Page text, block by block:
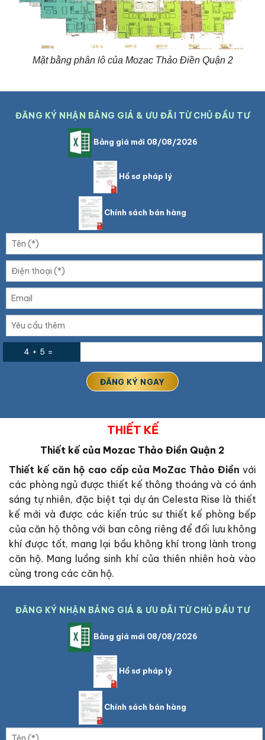
Mặt bằng phân lô của Mozac Thảo Điền Quận 2
ĐĂNG KÝ NHẬN BẢNG GIÁ & ƯU ĐÃI TỪ CHỦ ĐẦU TƯ
Bảng giá mới 08/08/2026
Hồ sơ pháp lý
Chính sách bán hàng
4 + 5 =
THIẾT KẾ
Thiết kế của Mozac Thảo Điền Quận 2
Thiết kế căn hộ cao cấp của MoZac Thảo Điền với
các phòng ngủ được thiết kế thông thoáng và có ánh
sáng tự nhiên, đặc biệt tại dự án Celesta Rise là thiết
kế mới và được các kiến trúc sư thiết kế phòng bếp
của căn hộ thông với ban công riêng để đối lưu không
khí được tốt, mang lại bầu không khí trong lành trong
căn hộ. Mang luồng sinh khí của thiên nhiên hoà vào
cùng trong các căn hộ.
ĐĂNG KÝ NHẬN BẢNG GIÁ & ƯU ĐÃI TỪ CHỦ ĐẦU TƯ
Bảng giá mới 08/08/2026
Hồ sơ pháp lý
Chính sách bán hàng